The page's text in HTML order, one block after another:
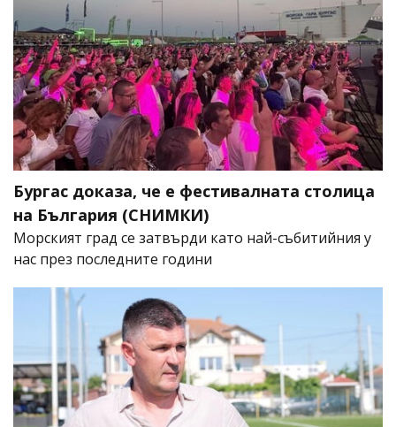
Бургас доказа, че е фестивалната столица
на България (СНИМКИ)
Морският град се затвърди като най-събитийния у
нас през последните години